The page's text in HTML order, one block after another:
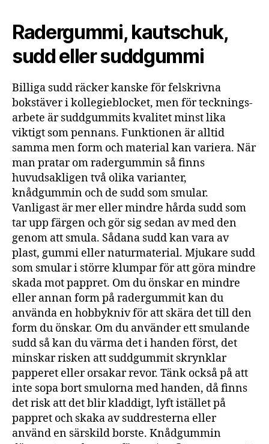
Radergummi, kautschuk,
sudd eller suddgummi
Billiga sudd räcker kanske för felskrivna
bokstäver i kollegieblocket, men för tecknings-
arbete är suddgummits kvalitet minst lika
viktigt som pennans. Funktionen är alltid
samma men form och material kan variera. När
man pratar om radergummin så finns
huvudsakligen två olika varianter,
knådgummin och de sudd som smular.
Vanligast är mer eller mindre hårda sudd som
tar upp färgen och gör sig sedan av med den
genom att smula. Sådana sudd kan vara av
plast, gummi eller naturmaterial. Mjukare sudd
som smular i större klumpar för att göra mindre
skada mot pappret. Om du önskar en mindre
eller annan form på radergummit kan du
använda en hobbykniv för att skära det till den
form du önskar. Om du använder ett smulande
sudd så kan du värma det i handen först, det
minskar risken att suddgummit skrynklar
papperet eller orsakar revor. Tänk också på att
inte sopa bort smulorna med handen, då finns
det risk att det blir kladdigt, lyft istället på
pappret och skaka av suddresterna eller
använd en särskild borste. Knådgummin